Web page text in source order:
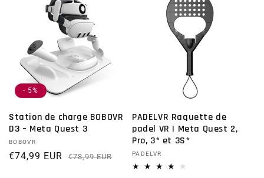
- 5%
Station de charge BOBOVR
D3 – Meta Quest 3
Distributeur :
BOBOVR
Prix habituel
€78,99 EUR Prix promotionnel
€74,99 EUR
PADELVR Raquette de
padel VR | Meta Quest 2,
Pro, 3* et 3S*
Distributeur :
PADELVR